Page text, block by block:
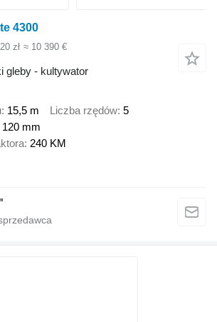
4300
zł ≈ 10 390 €
gleby - kultywator
15,5 m Liczba rzędów 5
120 mm
240 KM